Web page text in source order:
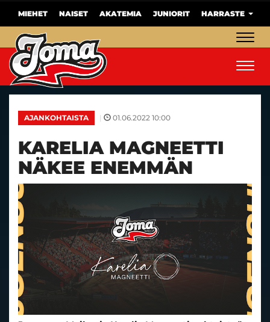
MIEHET NAISET AKATEMIA JUNIORIT HARRASTE
AJANKOHTAISTA | 01.06.2022 10:00
KARELIA MAGNEETTI
NÄKEE ENEMMÄN